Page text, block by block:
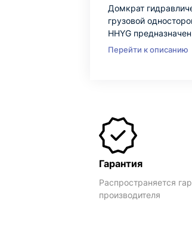
Домкрат
грузовой
HHYG
Перейти к описанию
Гарантия
Распространяется
производителя